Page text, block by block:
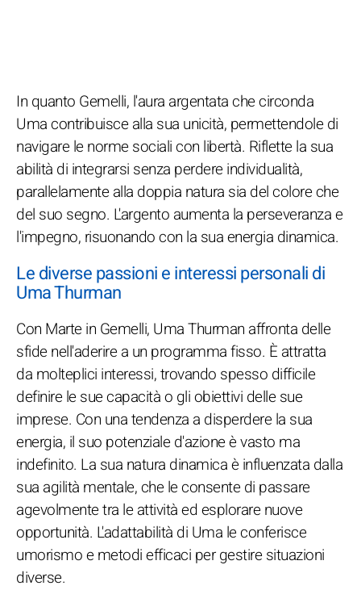
In quanto Gemelli, l'aura argentata che circonda
Uma contribuisce alla sua unicità, permettendole di
navigare le norme sociali con libertà. Riflette la sua
abilità di integrarsi senza perdere individualità,
parallelamente alla doppia natura sia del colore che
del suo segno. L'argento aumenta la perseveranza e
l'impegno, risuonando con la sua energia dinamica.
Le diverse passioni e interessi personali di
Uma Thurman
Con Marte in Gemelli, Uma Thurman affronta delle
sfide nell'aderire a un programma fisso. È attratta
da molteplici interessi, trovando spesso difficile
definire le sue capacità o gli obiettivi delle sue
imprese. Con una tendenza a disperdere la sua
energia, il suo potenziale d'azione è vasto ma
indefinito. La sua natura dinamica è influenzata dalla
sua agilità mentale, che le consente di passare
agevolmente tra le attività ed esplorare nuove
opportunità. L'adattabilità di Uma le conferisce
umorismo e metodi efficaci per gestire situazioni
diverse.